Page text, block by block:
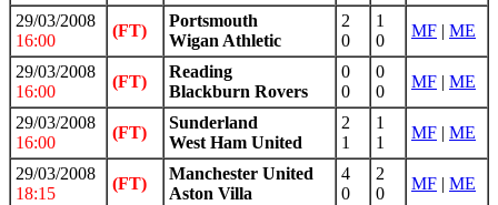
29/03/2008
16:00
(FT)
Portsmouth
Wigan Athletic
2
0
1
0
MF | ME
29/03/2008
16:00
(FT)
Reading
Blackburn Rovers
0
0
0
0
MF | ME
29/03/2008
16:00
(FT)
Sunderland
West Ham United
2
1
1
1
MF | ME
29/03/2008
18:15
(FT)
Manchester United
Aston Villa
4
0
2
0
MF | ME